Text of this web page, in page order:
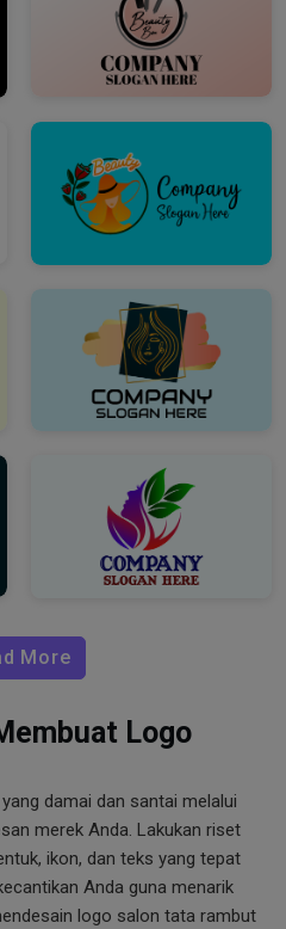
More
Logo
damai dan santai melalui
merek Anda. Lakukan riset
ikon, dan teks yang tepat
Anda guna menarik
logo salon tata rambut